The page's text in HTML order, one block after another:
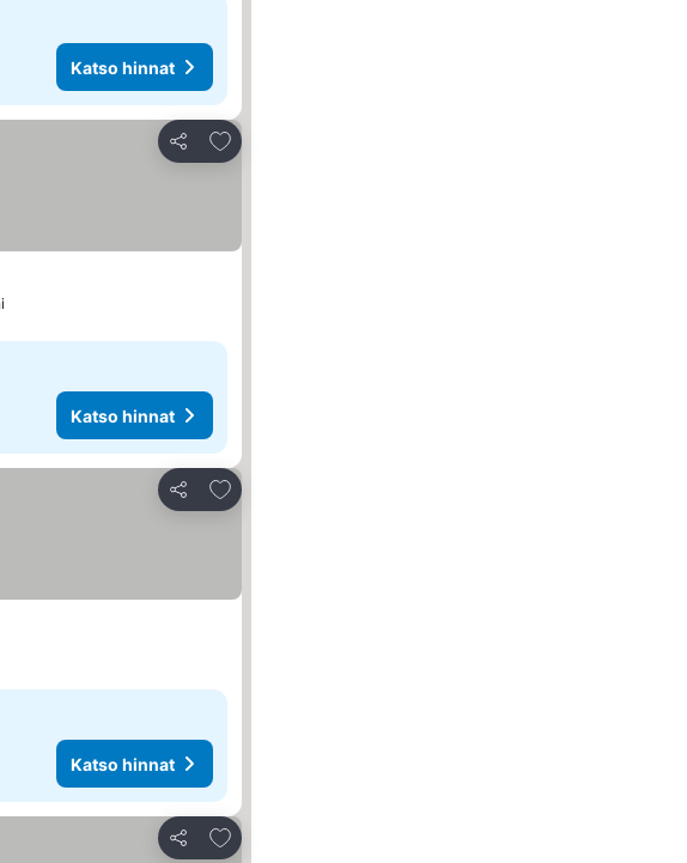
Katso hinnat
Jaa
Lisää suosikkeihin
Katso hinnat
Jaa
Lisää suosikkeihin
Katso hinnat
Jaa
Lisää suosikkeihin